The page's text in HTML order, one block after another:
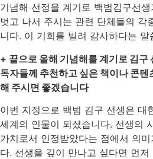
기념해 선정을 계기로 백범김구선
벗고 나서 주시는 관련 단체들의 각
니다. 이 기회를 빌려 감사하다는 말
+ 끝으로 올해 기념해를 계기로 김구
독자들께 추천하고 싶은 책이나 콘텐
해 주시면 좋겠습니다
이번 지정으로 백범 김구 선생은 대
세계의 인물이 되셨습니다. 선생의
가치로서 인정받았다는 점에서 의
다. 선생을 깊이 만나고 싶다면 먼